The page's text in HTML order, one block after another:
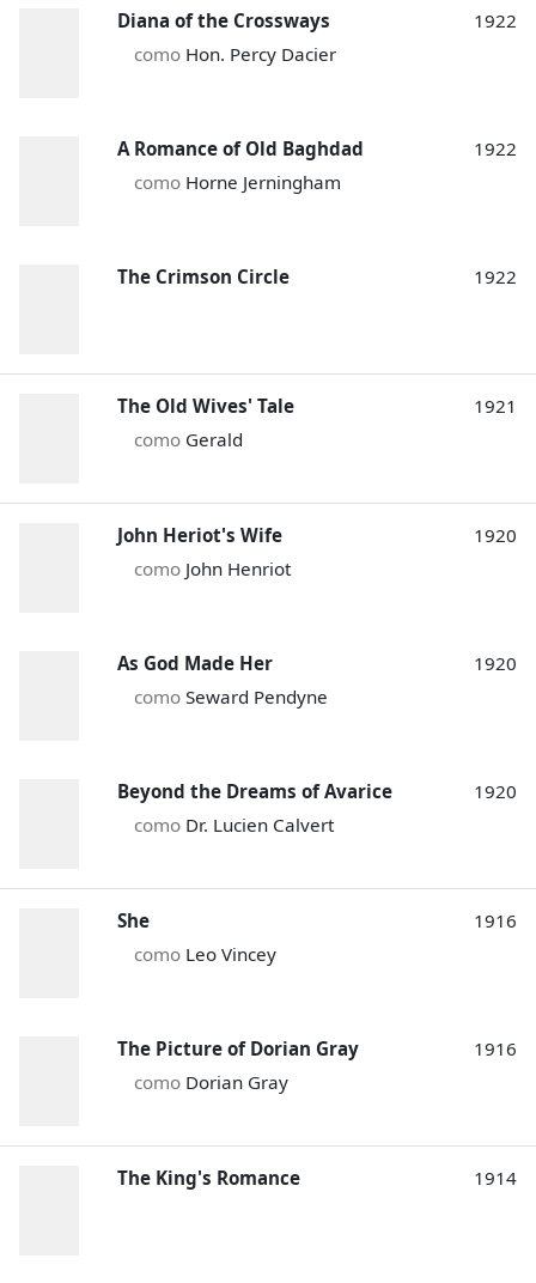
Diana of the Crossways
como Hon. Percy Dacier
1922
A Romance of Old Baghdad
como Horne Jerningham
1922
The Crimson Circle 1922
The Old Wives' Tale
como Gerald
1921
John Heriot's Wife
como John Henriot
1920
As God Made Her
como Seward Pendyne
1920
Beyond the Dreams of Avarice
como Dr. Lucien Calvert
1920
She
como Leo Vincey
1916
The Picture of Dorian Gray
como Dorian Gray
1916
The King's Romance 1914